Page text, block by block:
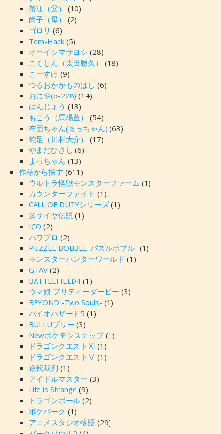
蟹江（父）
(10)
尚子（母）
(2)
ゴロリ (6)
Tom-Hack(5)
オーイシマサヨシ (28)
こくじん（太田勝久）
(18)
こーすけ (9)
つるおかかものはし (6)
おにや(o-228) (14)
はんじょう (13)
もこう（馬場豊）
(54)
布団ちゃん(まっちゃん) (63)
蛇足（川村大介）
(17)
やまだひさし (6)
よっちゃん (13)
作品から探す (611)
ウルトラ怪獣モンスターファーム (1)
カウンターファイト (1)
CALL OF DUTYシリーズ(1)
超サイヤ伝説(1)
ICO (2)
パワプロ (2)
PUZZLE BOBBLE-パズルボブル- (1)
モンスターハンターワールド (1)
GTAV(2)
BATTLEFIELD4(1)
ウマ娘 プリティーダービー (3)
BEYOND -Two Souls- (1)
バイオハザード5 (1)
BULLUブリー (3)
Newポケモンスナップ(1)
ドラゴンクエストⅪ (1)
ドラゴンクエストⅤ (1)
逆転裁判 (1)
アイドルマスター (3)
Life is Strange (9)
ドラゴンボール(2)
ポケパーク (1)
アニメスタジオ物語(29)